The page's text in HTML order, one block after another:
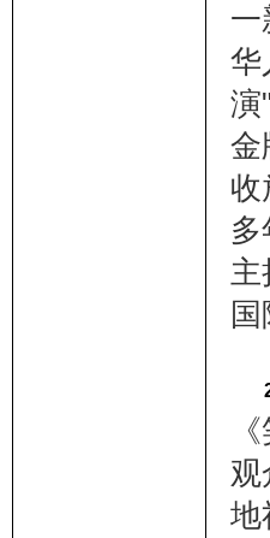
一
华
演"
金
收
多
主
观
地